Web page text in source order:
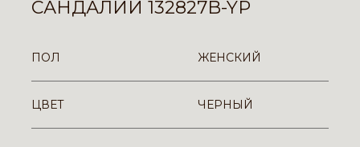
САНДАЛИИ 132827B-YP
ПОЛ ЖЕНСКИЙ
ЦВЕТ ЧЕРНЫЙ